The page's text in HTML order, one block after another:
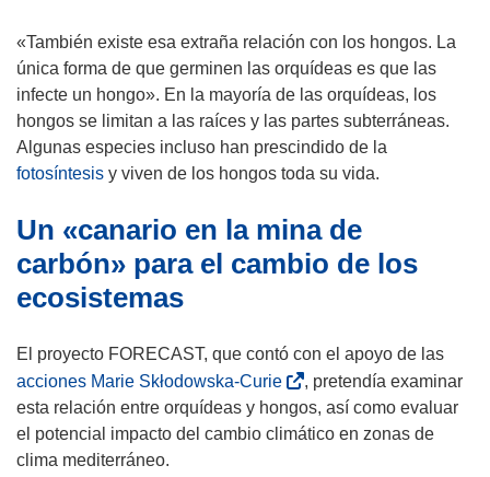
a
b
r
i
r
á
n
n
a
u
e
v
a
v
e
a
b
r
i
r
e
n
u
n
n
u
e
v
a
«También existe esa extraña relación con los hongos. La
única forma de que germinen las orquídeas es que las
infecte un hongo». En la mayoría de las orquídeas, los
hongos se limitan a las raíces y las partes subterráneas.
Algunas especies incluso han prescindido de la
fotosíntesis y viven de los hongos toda su vida.
Un «canario en la mina de
carbón» para el cambio de los
ecosistemas
El proyecto FORECAST, que contó con el apoyo de las
acciones Marie Skłodowska-Curie(
s
e
, pretendía examinar
esta relación entre orquídeas y hongos, así como evaluar
el potencial impacto del cambio climático en zonas de
clima mediterráneo.